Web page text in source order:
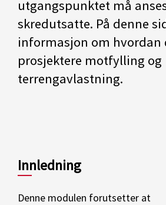
utgangspunktet må
skredutsatte. På denne
informasjon om hvordan
prosjektere motfylling og
terrengavlastning.
Innledning
Denne modulen forutsetter at